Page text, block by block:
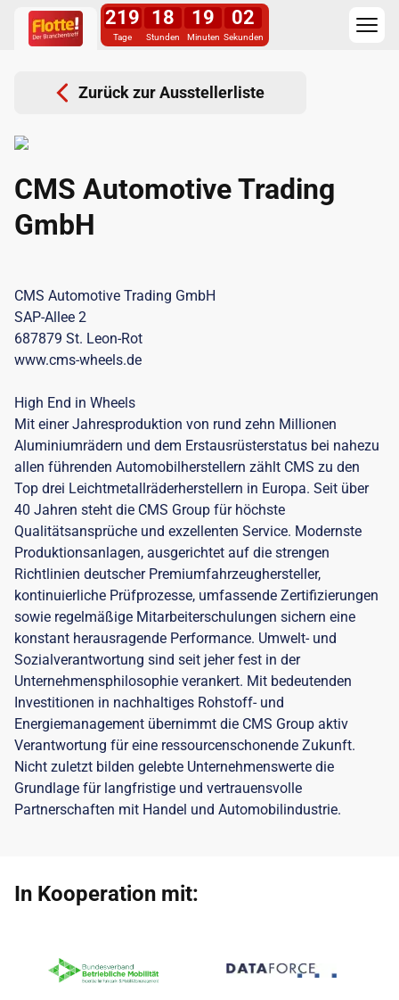
219
Tage
18
Stunden
19
Minuten
02
Sekunden
Zurück zur Ausstellerliste
CMS Automotive Trading
GmbH
CMS Automotive Trading GmbH
SAP-Allee 2
687879 St. Leon-Rot
www.cms-wheels.de
High End in Wheels
Mit einer Jahresproduktion von rund zehn Millionen
Aluminiumrädern und dem Erstausrüsterstatus bei nahezu
allen führenden Automobilherstellern zählt CMS zu den
Top drei Leichtmetallräderherstellern in Europa. Seit über
40 Jahren steht die CMS Group für höchste
Qualitätsansprüche und exzellenten Service. Modernste
Produktionsanlagen, ausgerichtet auf die strengen
Richtlinien deutscher Premiumfahrzeughersteller,
kontinuierliche Prüfprozesse, umfassende Zertifizierungen
sowie regelmäßige Mitarbeiterschulungen sichern eine
konstant herausragende Performance. Umwelt- und
Sozialverantwortung sind seit jeher fest in der
Unternehmensphilosophie verankert. Mit bedeutenden
Investitionen in nachhaltiges Rohstoff- und
Energiemanagement übernimmt die CMS Group aktiv
Verantwortung für eine ressourcenschonende Zukunft.
Nicht zuletzt bilden gelebte Unternehmenswerte die
Grundlage für langfristige und vertrauensvolle
Partnerschaften mit Handel und Automobilindustrie.
In Kooperation mit: